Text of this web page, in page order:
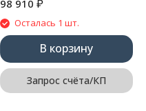
98 910 ₽
Осталась 1 шт.
В корзину
Запрос счёта/КП